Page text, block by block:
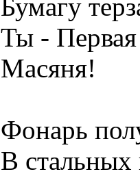
Бумагу
Ты -
Масяня!
Фонарь
В стальных